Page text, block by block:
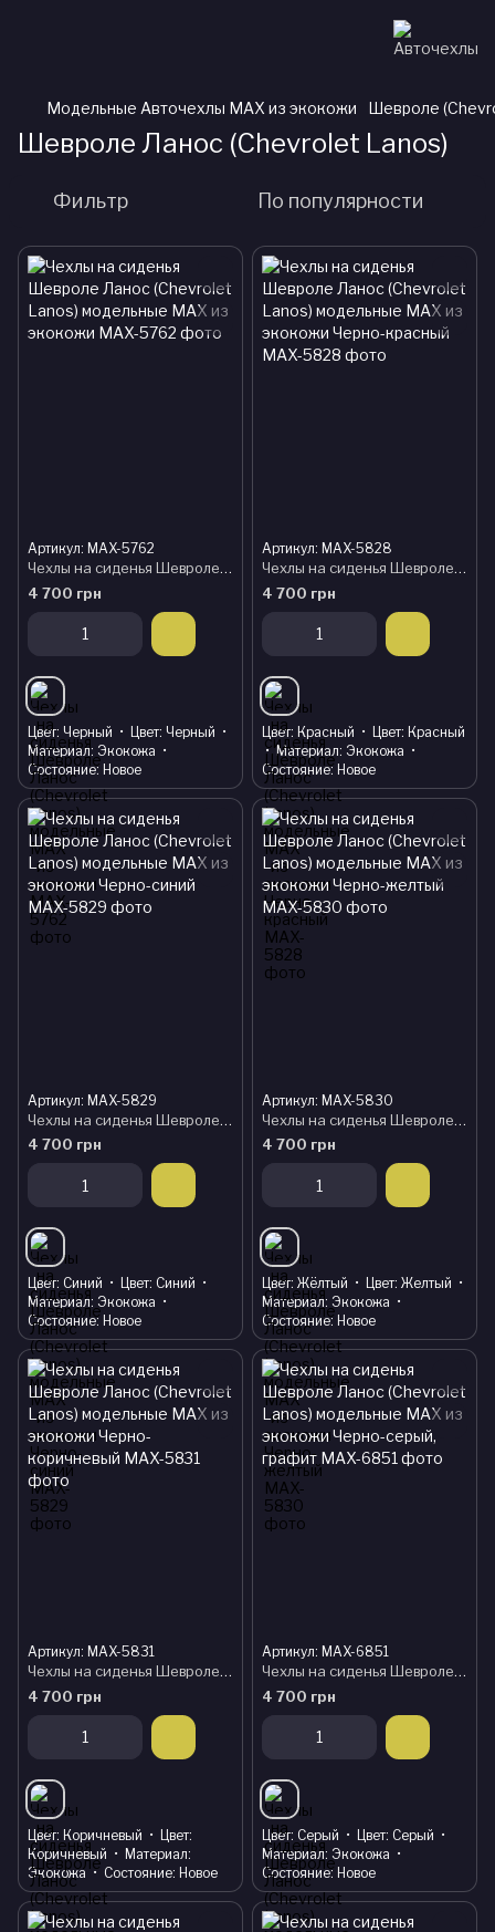
Модельные Авточехлы MAX из экокожи Шевроле
Шевроле Ланос (Chevrolet Lanos)
Фильтр По популярности
Артикул: MAX-5762
Чехлы на сиденья Шевроле Ланос (Chevrolet Lanos) модельные MAX из экокожи
4 700 грн
Цвет Черный Цвет Черный
Материал Экокожа
Состояние Новое
Артикул: MAX-5828
Чехлы на сиденья Шевроле Ланос (Chevrolet Lanos) модельные MAX из экокожи Черно-красный
4 700 грн
Цвет Красный Цвет Красный
Материал Экокожа
Состояние Новое
Артикул: MAX-5829
Чехлы на сиденья Шевроле Ланос (Chevrolet Lanos) модельные MAX из экокожи Черно-синий
4 700 грн
Цвет Синий Цвет Синий
Материал Экокожа
Состояние Новое
Артикул: MAX-5830
Чехлы на сиденья Шевроле Ланос (Chevrolet Lanos) модельные MAX из экокожи Черно-желтый
4 700 грн
Цвет Жёлтый Цвет Желтый
Материал Экокожа
Состояние Новое
Артикул: MAX-5831
Чехлы на сиденья Шевроле Ланос (Chevrolet Lanos) модельные MAX из экокожи Черно-коричневый
4 700 грн
Цвет Коричневый
Цвет
Коричневый
Материал
Экокожа
Состояние Новое
Артикул: MAX-6851
Чехлы на сиденья Шевроле Ланос (Chevrolet Lanos) модельные MAX из экокожи Черно-серый, графит
4 700 грн
Цвет Серый Цвет Серый
Материал Экокожа
Состояние Новое